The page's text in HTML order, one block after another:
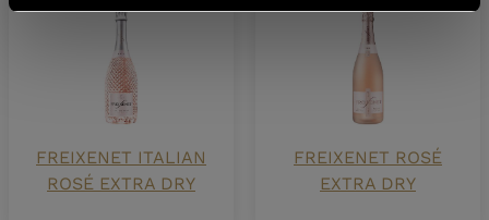
FREIXENET ITALIAN
ROSÉ EXTRA DRY
FREIXENET ROSÉ
EXTRA DRY